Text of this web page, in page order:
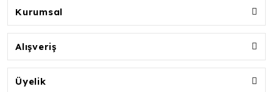
Kurumsal
Alışveriş
Üyelik